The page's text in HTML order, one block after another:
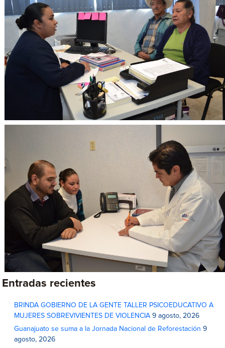
Entradas recientes
BRINDA GOBIERNO DE LA GENTE TALLER PSICOEDUCATIVO A
MUJERES SOBREVIVIENTES DE VIOLENCIA 9 agosto, 2026
Guanajuato se suma a la Jornada Nacional de Reforestación 9
agosto, 2026